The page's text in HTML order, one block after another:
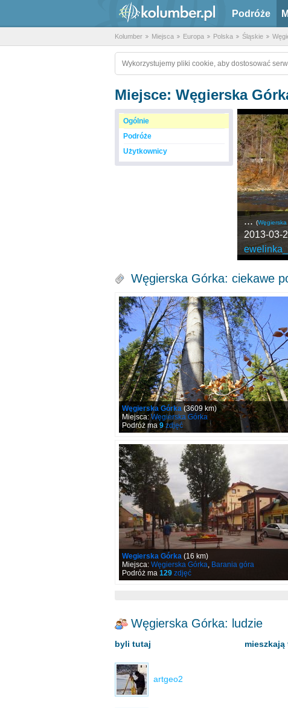
Podróże
Kolumber Miejsca Europa Polska Śląskie
Wykorzystujemy pliki cookie, aby dostosować
Miejsce: Węgierska
Ogólnie
Podróże
Użytkownicy
... (Węgierska
2013-03-
Węgierska Górka: ciekawe
Węgierska Górka(3609 km)
Miejsca:Węgierska Górka
Podróż ma9zdjęć
Wegierska Górka(16 km)
Miejsca: Węgierska Górka, Barania góra
Podróż ma 129zdjęć
Węgierska Górka: ludzie
byli tutaj
artgeo2
mieszkają